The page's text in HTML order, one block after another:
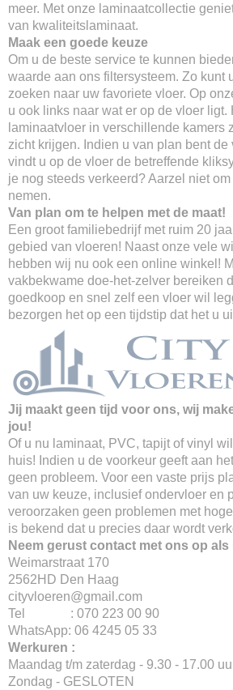
meer. Met onze laminaatcollectie
van kwaliteitslaminaat.
Maak een goede keuze
Om u de beste service te kunnen
waarde aan ons filtersysteem. Zo kunt
zoeken naar uw favoriete vloer. Op
u ook links naar wat er op de vloer ligt.
laminaatvloer in verschillende kamers
zicht krijgen. Indien u van plan bent de
vindt u op de vloer de betreffende
je nog steeds verkeerd? Aarzel niet
nemen.
Van plan om te helpen met de maat!
Een groot familiebedrijf met ruim 20
gebied van vloeren! Naast onze vele
hebben wij nu ook een online winkel!
vakbekwame doe-het-zelver bereiken
goedkoop en snel zelf een vloer wil
bezorgen het op een tijdstip dat het u
Jij maakt geen tijd voor ons, wij
jou!
Of u nu laminaat, PVC, tapijt of vinyl
huis! Indien u de voorkeur geeft aan
geen probleem. Voor een vaste prijs
van uw keuze, inclusief ondervloer en
veroorzaken geen problemen met
is bekend dat u precies daar wordt
Neem gerust contact met ons op
Weimarstraat 170
2562HD Den Haag
cityvloeren@gmail.com
Tel : 070 223 00 90
WhatsApp: 06 4245 05 33
Werkuren :
Maandag t/m zaterdag - 9.30 - 17.00
Zondag - GESLOTEN